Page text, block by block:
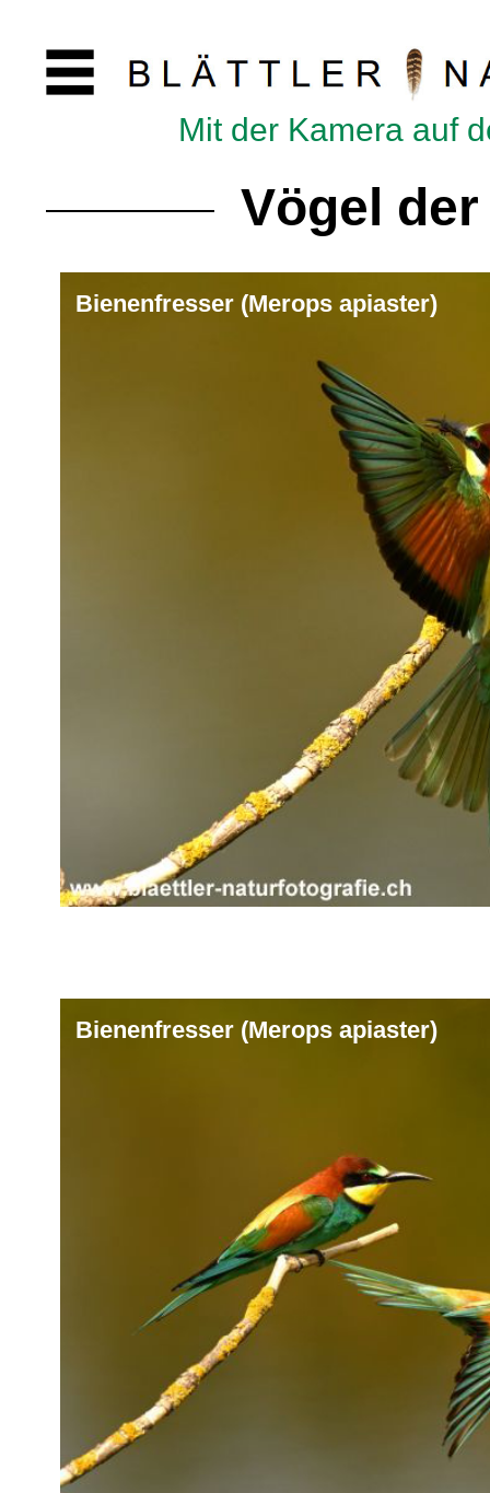
Mit der Kamera auf
Vögel
Bienenfresser (Merops apiaster)
Bienenfresser (Merops apiaster)